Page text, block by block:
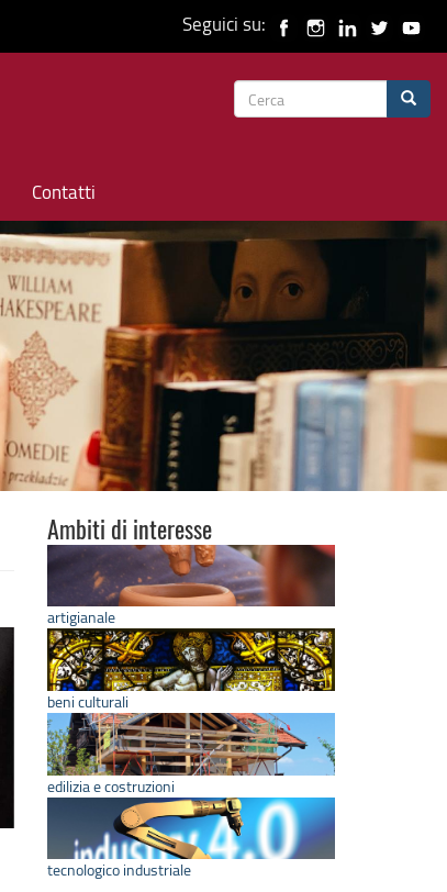
Seguici su:
Form
Contatti
Ambiti di interesse
artigianale
beni culturali
edilizia e costruzioni
tecnologico industriale